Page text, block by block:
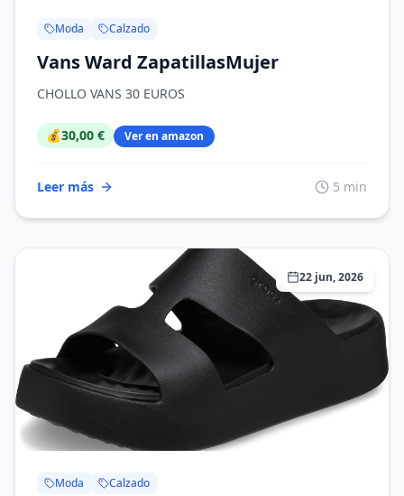
Moda Calzado
Vans Ward ZapatillasMujer
CHOLLO VANS 30 EUROS
💰30,00 € Ver en amazon
Leer más 5 min
22 jun, 2026
Moda Calzado